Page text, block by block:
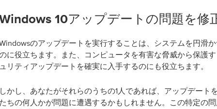
10アップデートの問題を修
のアップデートを実行することは、システムを円滑
に役立ちます。また、コンピュータを有害な脅威から保護
リティアップデートを確実に入手するのにも役立ちます。
かし、あなたがそれらのうちの1人であれば、アップデート
ちの何人かが問題に遭遇するかもしれません。この特定の